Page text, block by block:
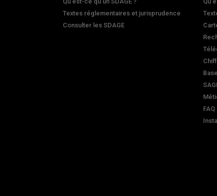
Textes réglementaires et jurisprudence
Consulter les SDAGE